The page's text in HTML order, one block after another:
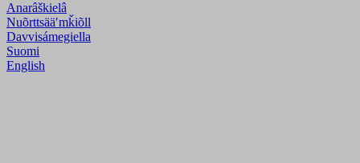
Anarâškielâ
Nuõrttsääʹmǩiõll
Davvisámegiella
Suomi
English